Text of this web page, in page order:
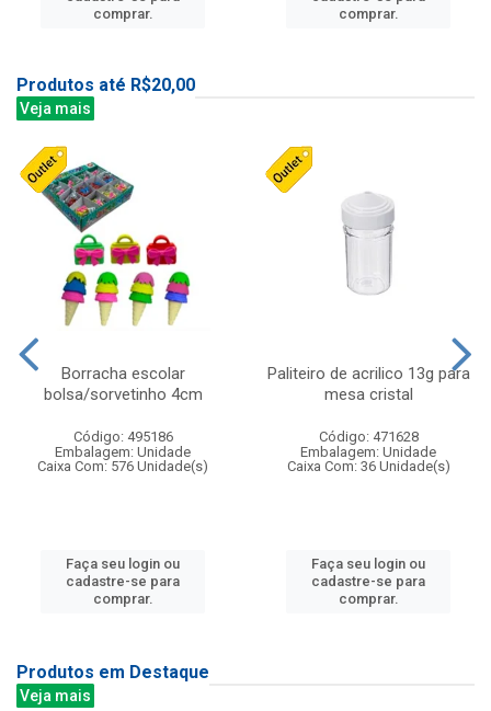
comprar.
comprar.
Produtos até R$20,00
Veja mais
Borracha escolar
bolsa/sorvetinho 4cm
Código: 495186
Embalagem: Unidade
Caixa Com: 576 Unidade(s)
Faça seu login ou
cadastre-se para
comprar.
Paliteiro de acrilico 13g para
mesa cristal
Código: 471628
Embalagem: Unidade
Caixa Com: 36 Unidade(s)
Faça seu login ou
cadastre-se para
comprar.
Produtos em Destaque
Veja mais